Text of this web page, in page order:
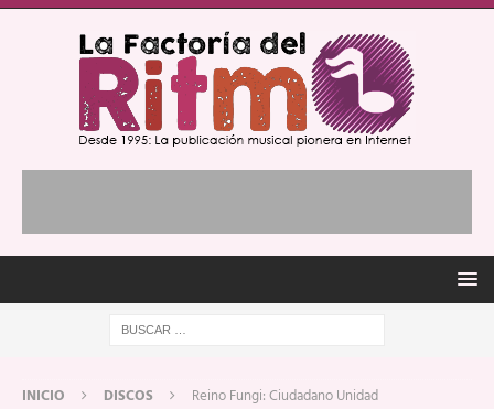
INICIO DISCOS Reino Fungi: Ciudadano Unidad